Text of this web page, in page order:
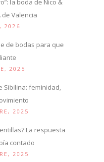
de Valencia
2026
de bodas para que
2025
Sibilina: feminidad,
2025
La respuesta
contado
2025